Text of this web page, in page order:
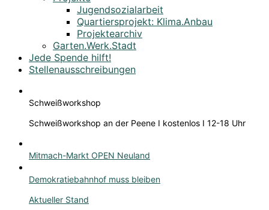
Jugendsozialarbeit
Quartiersprojekt: Klima.Anbau
Projektearchiv
Garten.Werk.Stadt
Jede Spende hilft!
Stellenausschreibungen
Schweißworkshop
Schweißworkshop an der Peene I kostenlos I 12-18 Uhr
Mitmach-Markt OPEN Neuland
Demokratiebahnhof muss bleiben
Aktueller Stand